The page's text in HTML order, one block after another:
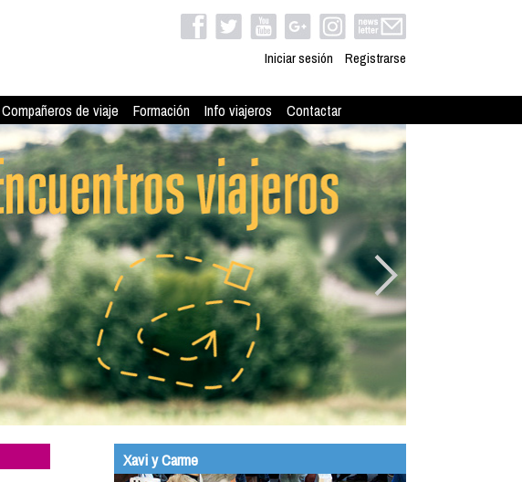
Iniciar sesión Registrarse
Compañeros de viaje Formación Info viajeros Contactar
Xavi y Carme